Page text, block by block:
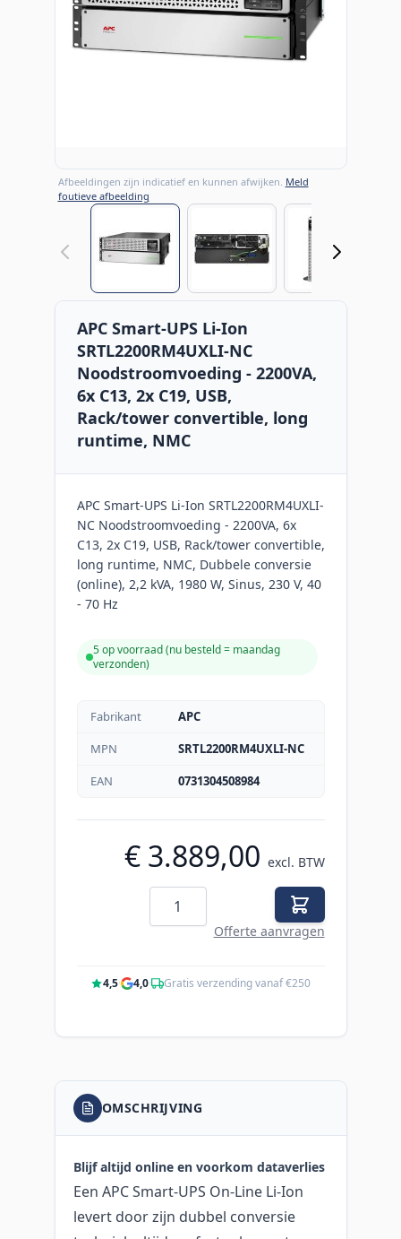
Afbeeldingen zijn indicatief en kunnen afwijken. Meld
foutieve afbeelding
View larger image
APC Smart-UPS Li-Ion
SRTL2200RM4UXLI-NC
Noodstroomvoeding - 2200VA,
6x C13, 2x C19, USB,
Rack/tower convertible, long
runtime, NMC
APC Smart-UPS Li-Ion SRTL2200RM4UXLI-
NC Noodstroomvoeding - 2200VA, 6x
C13, 2x C19, USB, Rack/tower convertible,
long runtime, NMC, Dubbele conversie
(online), 2,2 kVA, 1980 W, Sinus, 230 V, 40
- 70 Hz
5 op voorraad (nu besteld = maandag
verzonden)
Fabrikant
APC
MPN
SRTL2200RM4UXLI-NC
EAN
0731304508984
€ 3.889,00 excl. BTW
Aantal
Offerte aanvragen
4,5· 4,0· Gratis verzending vanaf €250
OMSCHRIJVING
Blijf altijd online en voorkom dataverlies
Een APC Smart-UPS On-Line Li-Ion
levert door zijn dubbel conversie